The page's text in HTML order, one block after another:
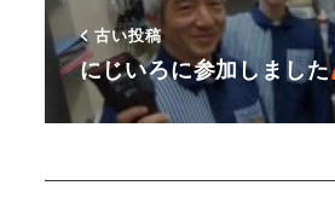
古い投稿
にじいろに参加しました